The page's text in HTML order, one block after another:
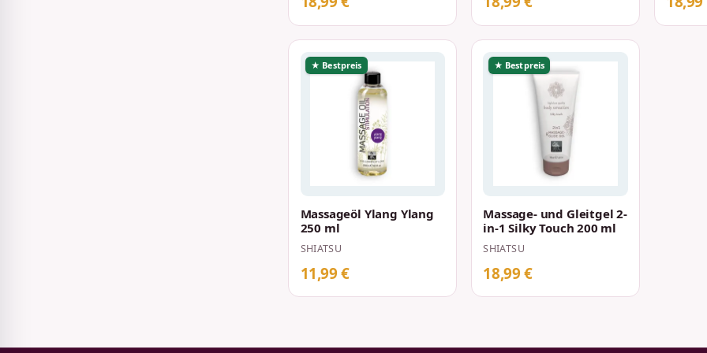
★ Bestpreis
Massageöl Ylang Ylang
250 ml
SHIATSU
11,99 €
★ Bestpreis
Massage- und Gleitgel 2-
in-1 Silky Touch 200 ml
SHIATSU
18,99 €